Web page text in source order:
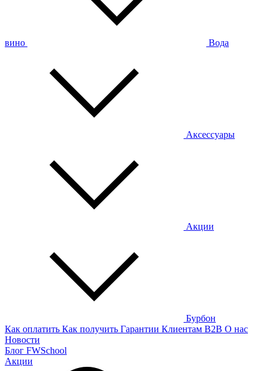
вино Вода
Аксессуары
Акции
Бурбон
Как оплатить Как получить Гарантии Клиентам B2B О нас
Новости
Блог FWSchool
Акции